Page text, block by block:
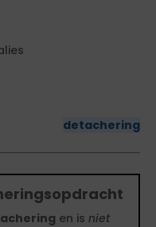
detachering
en is niet